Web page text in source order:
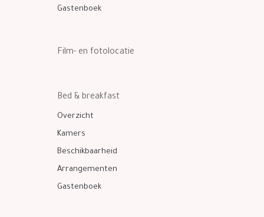
Gastenboek
Film- en fotolocatie
Bed & breakfast
Overzicht
Kamers
Beschikbaarheid
Arrangementen
Gastenboek